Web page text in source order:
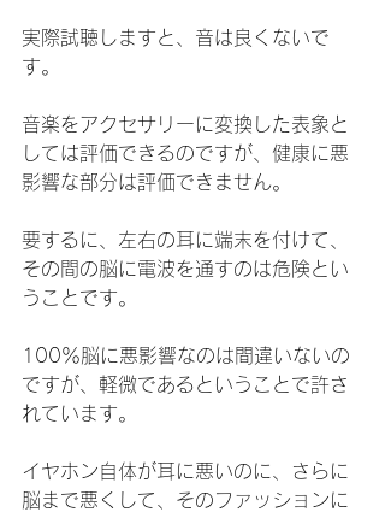
実際試聴しますと、音は良くないで
す。
音楽をアクセサリーに変換した表象と
しては評価できるのですが、健康に悪
影響な部分は評価できません。
要するに、左右の耳に端末を付けて、
その間の脳に電波を通すのは危険とい
うことです。
100％脳に悪影響なのは間違いないの
ですが、軽微であるということで許さ
れています。
イヤホン自体が耳に悪いのに、さらに
脳まで悪くして、そのファッションに